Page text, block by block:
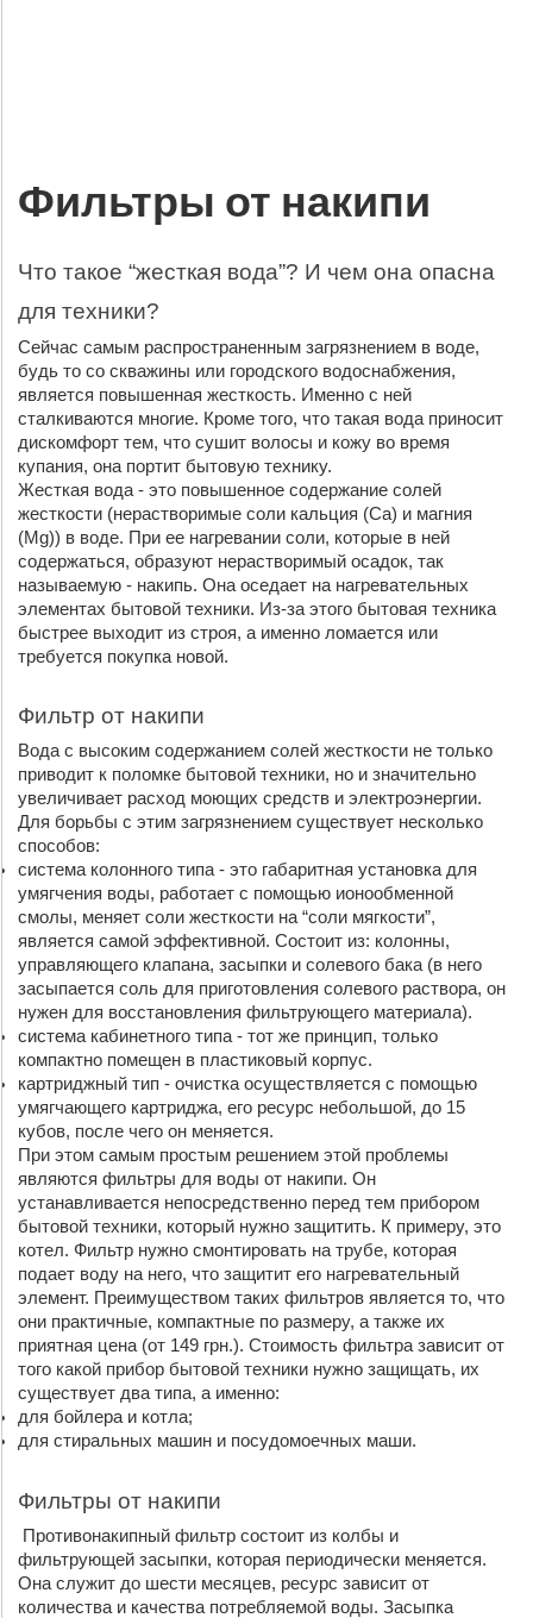
Фильтры от накипи
Что такое “жесткая вода”? И чем она опасна
для техники?
Сейчас самым распространенным загрязнением в воде,
будь то со скважины или городского водоснабжения,
является повышенная жесткость. Именно с ней
сталкиваются многие. Кроме того, что такая вода приносит
дискомфорт тем, что сушит волосы и кожу во время
купания, она портит бытовую технику.
Жесткая вода - это повышенное содержание солей
жесткости (нерастворимые соли кальция (Са) и магния
(Mg)) в воде. При ее нагревании соли, которые в ней
содержаться, образуют нерастворимый осадок, так
называемую - накипь. Она оседает на нагревательных
элементах бытовой техники. Из-за этого бытовая техника
быстрее выходит из строя, а именно ломается или
требуется покупка новой.
Фильтр от накипи
Вода с высоким содержанием солей жесткости не только
приводит к поломке бытовой техники, но и значительно
увеличивает расход моющих средств и электроэнергии.
Для борьбы с этим загрязнением существует несколько
способов:
система колонного типа - это габаритная установка для
умягчения воды, работает с помощью ионообменной
смолы, меняет соли жесткости на “соли мягкости”,
является самой эффективной. Состоит из: колонны,
управляющего клапана, засыпки и солевого бака (в него
засыпается соль для приготовления солевого раствора, он
нужен для восстановления фильтрующего материала).
система кабинетного типа - тот же принцип, только
компактно помещен в пластиковый корпус.
картриджный тип - очистка осуществляется с помощью
умягчающего картриджа, его ресурс небольшой, до 15
кубов, после чего он меняется.
При этом самым простым решением этой проблемы
являются фильтры для воды от накипи. Он
устанавливается непосредственно перед тем прибором
бытовой техники, который нужно защитить. К примеру, это
котел. Фильтр нужно смонтировать на трубе, которая
подает воду на него, что защитит его нагревательный
элемент. Преимуществом таких фильтров является то, что
они практичные, компактные по размеру, а также их
приятная цена (от 149 грн.). Стоимость фильтра зависит от
того какой прибор бытовой техники нужно защищать, их
существует два типа, а именно:
для бойлера и котла;
для стиральных машин и посудомоечных маши.
Фильтры от накипи
Противонакипный фильтр состоит из колбы и
фильтрующей засыпки, которая периодически меняется.
Она служит до шести месяцев, ресурс зависит от
количества и качества потребляемой воды. Засыпка